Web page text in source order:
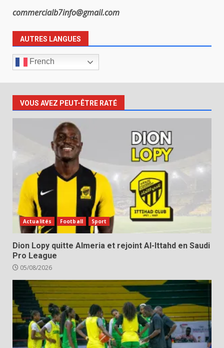
commercialb7info@gmail.com
AUTRES LANGUES
French
VOUS AVEZ PEUT-ÊTRE RATÉ
Actualités Football Sport
Dion Lopy quitte Almeria et rejoint Al-Ittahd en Saudi
Pro League
05/08/2026